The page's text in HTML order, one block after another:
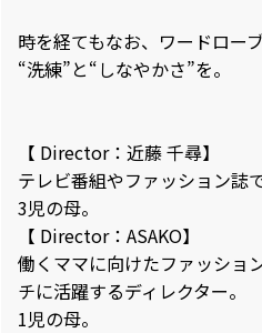
時を経てもなお、ワードロー
“洗練”と“しなやかさ”を。
【 Director：近藤 千尋】
テレビ番組やファッション誌
3児の母。
【 Director：ASAKO】
働くママに向けたファッショ
チに活躍するディレクター。
1児の母。